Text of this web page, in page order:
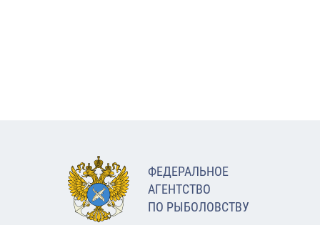
ФЕДЕРАЛЬНОЕ
АГЕНТСТВО
ПО РЫБОЛОВСТВУ